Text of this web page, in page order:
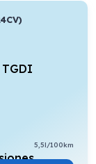
5,5l/100km